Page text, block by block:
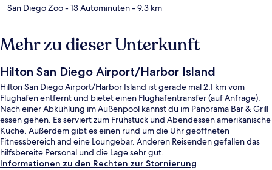
San Diego Zoo- 13 Autominuten- 9.3 km
Mehr zu dieser Unterkunft
Hilton San Diego Airport/Harbor Island
Hilton San Diego Airport/Harbor Island ist gerade mal 2,1 km vom
Flughafen entfernt und bietet einen Flughafentransfer (auf Anfrage).
Nach einer Abkühlung im Außenpool kannst du im Panorama Bar & Grill
essen gehen. Es serviert zum Frühstück und Abendessen amerikanische
Küche. Außerdem gibt es einen rund um die Uhr geöffneten
Fitnessbereich and eine Loungebar. Anderen Reisenden gefallen das
hilfsbereite Personal und die Lage sehr gut.
Informationen zu den Rechten zur Stornierung